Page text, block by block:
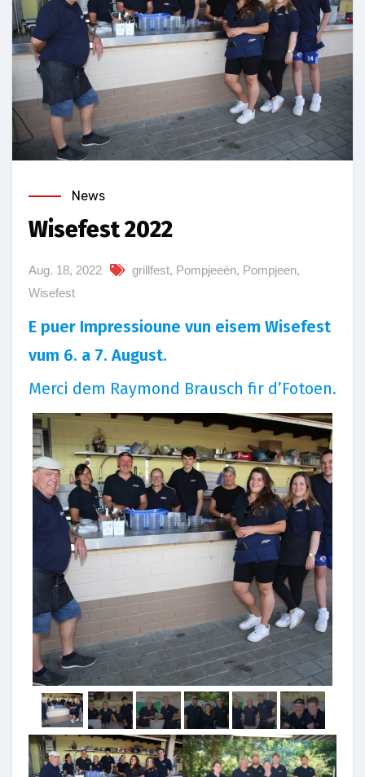
News
Wisefest 2022
Aug. 18, 2022 grillfest, Pompjeeën, Pompjeen,
Wisefest
E puer Impressioune vun eisem Wisefest
vum 6. a 7. August.
Merci dem Raymond Brausch fir d’Fotoen.